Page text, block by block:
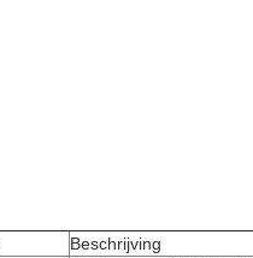
Beschrijving